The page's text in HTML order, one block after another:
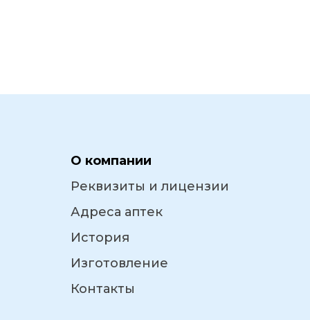
О компании
Реквизиты и лицензии
Адреса аптек
История
Изготовление
Контакты